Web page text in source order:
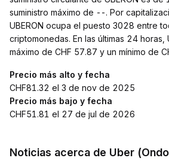
suministro máximo de --. Por
UBERON ocupa el puesto 3028 entre
criptomonedas. En las últimas 24 horas,
máximo de CHF 57.87 y un mínimo de
Precio más alto y fecha
CHF81.32 el 3 de nov de 2025
Precio más bajo y fecha
CHF51.81 el 27 de jul de 2026
Noticias acerca de Uber